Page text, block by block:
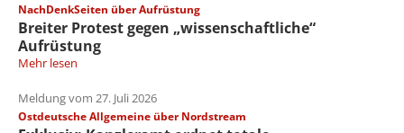
NachDenkSeiten über Aufrüstung
Breiter Protest gegen „wissenschaftliche“
Aufrüstung
Mehr lesen
Meldung vom 27. Juli 2026
Ostdeutsche Allgemeine über Nordstream